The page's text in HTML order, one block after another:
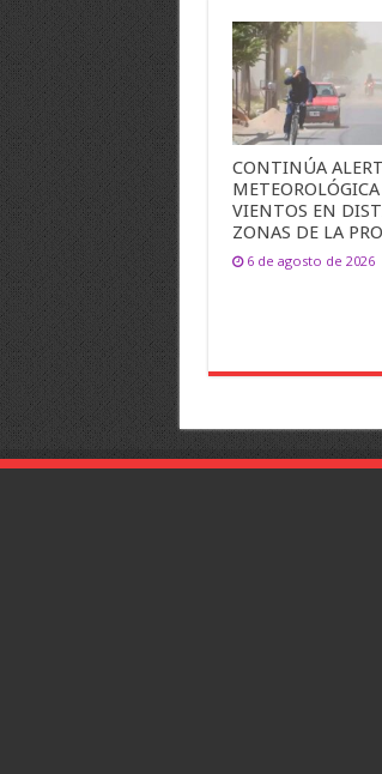
CONTINÚA
VIENTOS EN
ZONAS DE LA
6 de agosto de 2026